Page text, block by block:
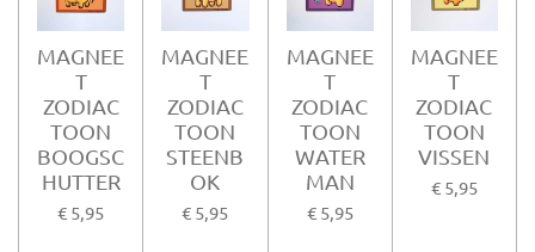
MAGNEE
T
ZODIAC
TOON
BOOGSC
HUTTER
€ 5,95
MAGNEE
T
ZODIAC
TOON
STEENB
OK
€ 5,95
MAGNEE
T
ZODIAC
TOON
WATER
MAN
€ 5,95
MAGNEE
T
ZODIAC
TOON
VISSEN
€ 5,95